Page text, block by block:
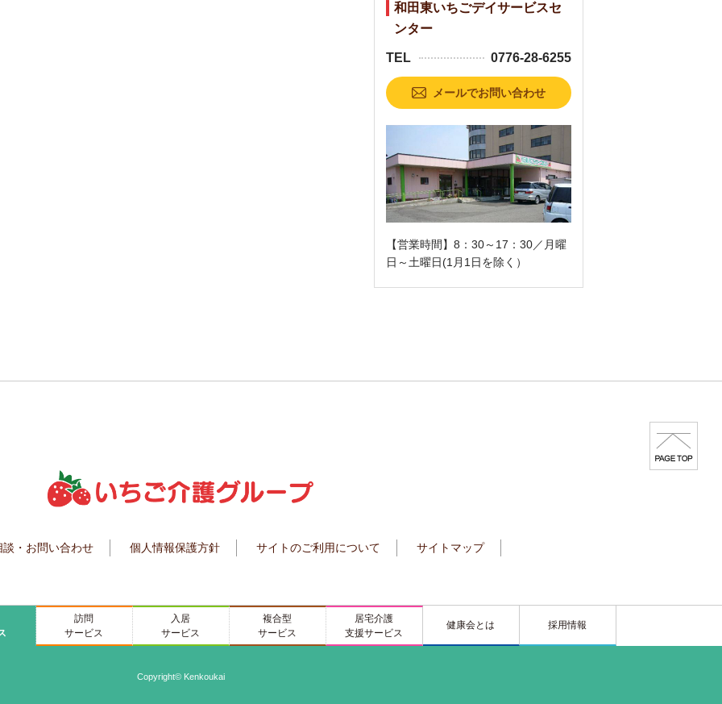
和田東いちごデイサービスセ
ンター
TEL 0776-28-6255
メールでお問い合わせ
【営業時間】8：30～17：30／月曜
日～土曜日(1月1日を除く）
談・お問い合わせ 個人情報保護方針 サイトのご利用について サイトマップ
訪問
サービス
入居
サービス
複合型
サービス
居宅介護
支援サービス
健康会とは 採用情報
Copyright© Kenkoukai